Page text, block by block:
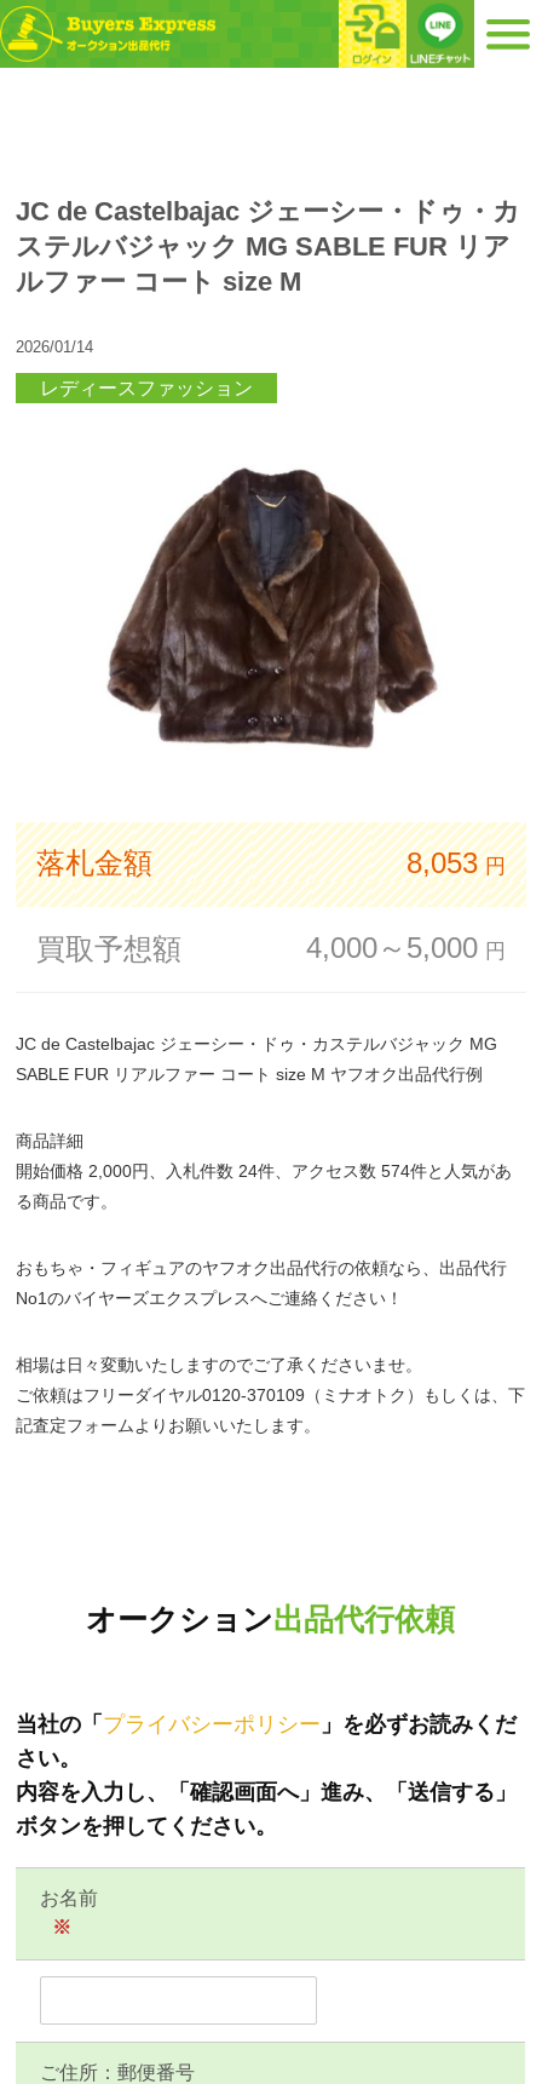
JC de Castelbajac ジェーシー・ドゥ・カ
ステルバジャック MG SABLE FUR リア
ルファー コート size M
2026/01/14
レディースファッション
落札金額 8,053 円
買取予想額 4,000～5,000 円
JC de Castelbajac ジェーシー・ドゥ・カステルバジャック MG
SABLE FUR リアルファー コート size M ヤフオク出品代行例
商品詳細
開始価格 2,000円、入札件数 24件、アクセス数 574件と人気があ
る商品です。
おもちゃ・フィギュアのヤフオク出品代行の依頼なら、出品代行
No1のバイヤーズエクスプレスへご連絡ください！
相場は日々変動いたしますのでご了承くださいませ。
ご依頼はフリーダイヤル0120-370109（ミナオトク）もしくは、下
記査定フォームよりお願いいたします。
オークション出品代行依頼
当社の「 プライバシーポリシー 」を必ずお読みくだ
さい。
内容を入力し、「確認画面へ」進み、「送信する」
ボタンを押してください。
お名前
※
ご住所：郵便番号